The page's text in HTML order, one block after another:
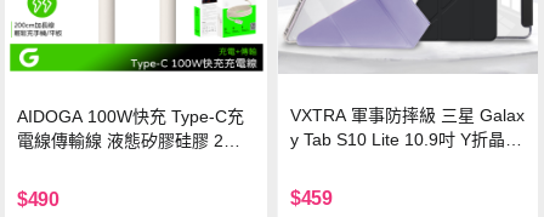
AIDOGA 100W快充 Type-C充
電線傳輸線 液態矽膠硅膠 2M
$490
VXTRA 軍事防摔級 三星 Galax
y Tab S10 Lite 10.9吋 Y折晶透
$459